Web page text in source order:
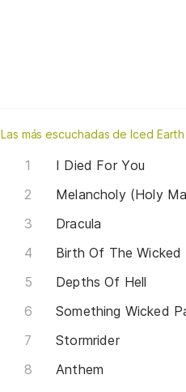
Las más escuchadas de Iced Earth
I Died For You
Melancholy (Holy
Dracula
Birth Of The Wicked
Depths Of Hell
Something Wicked
Stormrider
Anthem